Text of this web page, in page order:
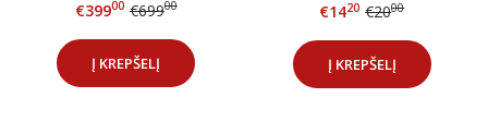
€39900 €69900
Į KREPŠELĮ
€1420 €2000
Į KREPŠELĮ